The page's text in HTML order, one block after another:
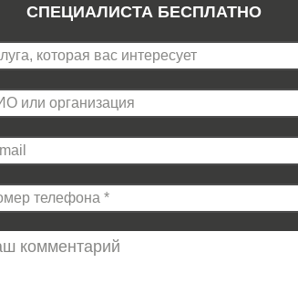
СПЕЦИАЛИСТА БЕСПЛАТНО